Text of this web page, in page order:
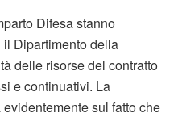
Difesa stanno
Dipartimento della
delle risorse del contratto
e continuativi. La
sul fatto che